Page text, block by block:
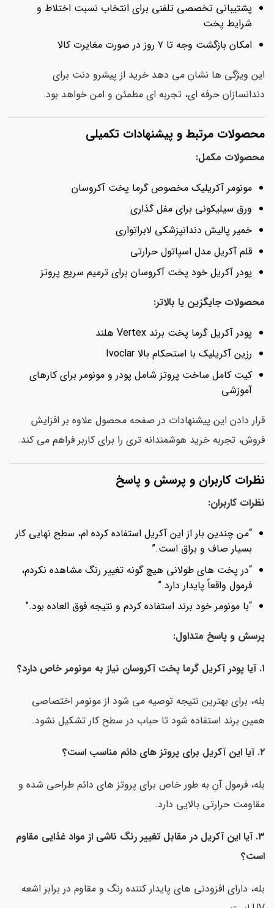
پشتیبانی تخصصی تلفنی برای انتخاب نسبت اختلاط و
شرایط پخت
امکان بازگشت وجه تا ۷ روز در صورت مغایرت کالا
ویژگی ها نشان می دهد خرید از پیشرو دنت برای
حرفه ای، تجربه ای مطمئن و امن خواهد بود.
مرتبط و پیشنهادات تکمیلی
مکمل:
مونومر آکریلیک مخصوص گرما پخت آکروسان
ورق سیلیکونی برای مفل گذاری
خمیر پالیش دندانپزشکی لابراتواری
قلم آکریل مدل اسپاتول حرارتی
پودر آکریل خود پخت آکروسان برای ترمیم سریع پروتز
جایگزین یا بالاتر:
پودر آکریل گرما پخت برند Vertex هلند
رزین آکریلیک با استحکام بالا Ivoclar
کیت کامل ساخت پروتز شامل پودر و مونومر برای کارهای
آموزشی
دادن این پیشنهادات در صفحه محصول علاوه بر افزایش
تجربه خرید هوشمندانه تری را برای کاربر فراهم می کند.
کاربران و پرسش و پاسخ
کاربران:
“من چندین بار از این آکریل استفاده کرده ام، سطح نهایی کار
بسیار صاف و براق است.”
“در پخت های طولانی هیچ گونه تغییر رنگ مشاهده نکردم،
فرمول واقعاً پایدار دارد.”
“با مونومر خود برند استفاده کردم و نتیجه فوق العاده بود.”
و پاسخ متداول:
برای بهترین نتیجه توصیه می شود از مونومر اختصاصی
برند استفاده شود تا حباب در سطح کار تشکیل نشود.
فرمول آن به طور خاص برای پروتز های دائم طراحی شده و
حرارتی بالایی دارد.
۳. آیا این آکریل در مقابل تغییر رنگ ناشی از مواد غذایی مقاوم
دارای افزودنی های پایدار کننده رنگ و مقاوم در برابر اشعه